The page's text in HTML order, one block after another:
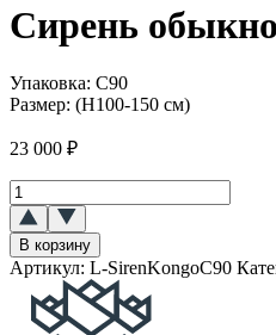
Сирень
Упаковка: C90
Размер: (H100-150 см)
23 000 ₽
Количество
товара
Сирень
обыкновенная
Конго
В корзину
Артикул: L-SirenKongoC90